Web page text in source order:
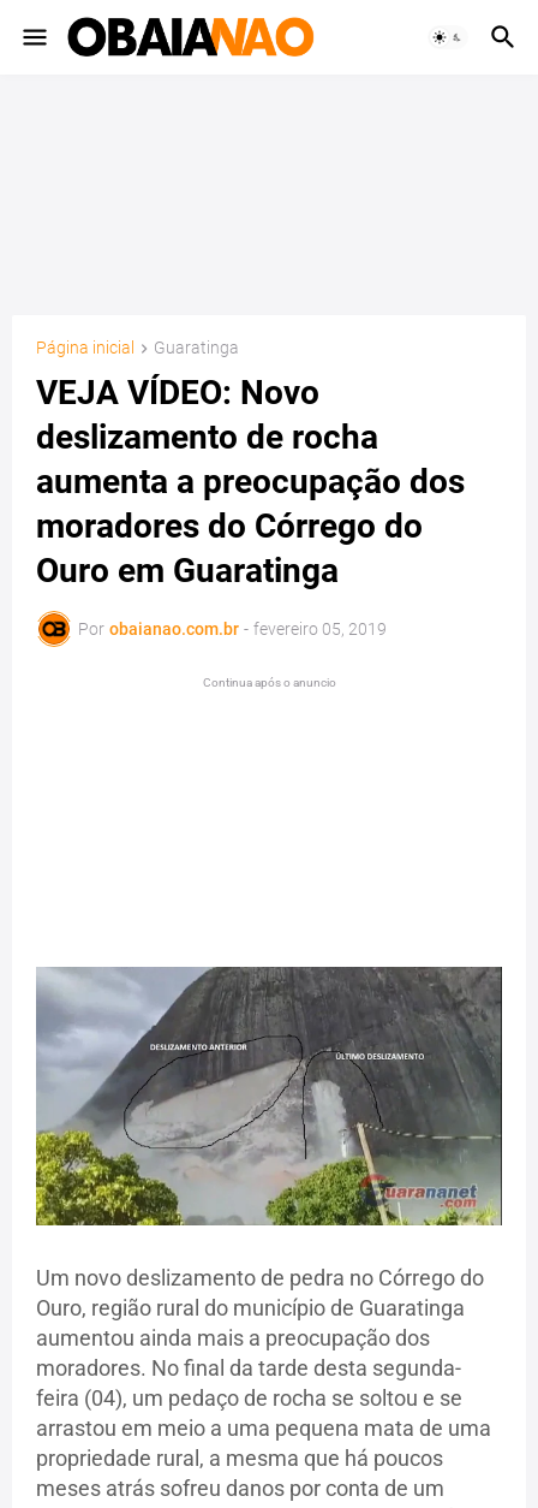
Página inicial Guaratinga
VEJA VÍDEO: Novo
deslizamento de rocha
aumenta a preocupação dos
moradores do Córrego do
Ouro em Guaratinga
Por obaianao.com.br - fevereiro 05, 2019
Continua após o anuncio
Um novo deslizamento de pedra no Córrego do
Ouro, região rural do município de Guaratinga
aumentou ainda mais a preocupação dos
moradores. No final da tarde desta segunda-
feira (04), um pedaço de rocha se soltou e se
arrastou em meio a uma pequena mata de uma
propriedade rural, a mesma que há poucos
meses atrás sofreu danos por conta de um